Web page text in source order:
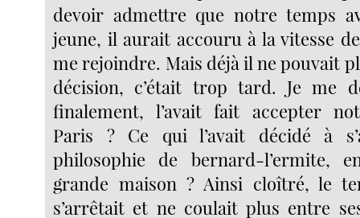
devoir admettre que notre temps
jeune, il aurait accouru à la vitesse
me rejoindre. Mais déjà il ne pouvait
décision, c’était trop tard. Je me
finalement, l’avait fait accepter
Paris ? Ce qui l’avait décidé à
philosophie de bernard-l’ermite,
grande maison ? Ainsi cloîtré, le
s’arrêtait et ne coulait plus entre